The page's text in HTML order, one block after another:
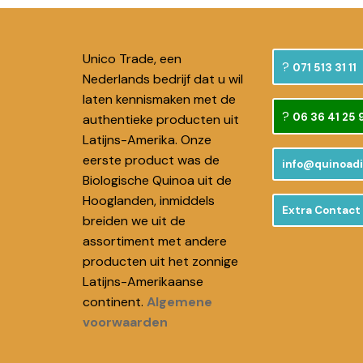
Unico Trade, een
Nederlands bedrijf dat u wil
laten kennismaken met de
authentieke producten uit
Latijns-Amerika. Onze
eerste product was de
Biologische Quinoa uit de
Hooglanden, inmiddels
breiden we uit de
assortiment met andere
producten uit het zonnige
Latijns-Amerikaanse
continent. Algemene
voorwaarden
071 513 31 11
06 36 41 25
Extra